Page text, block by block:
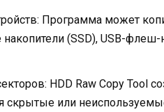
Программа может
(SSD), USB-
HDD Raw Copy Tool
скрытые или